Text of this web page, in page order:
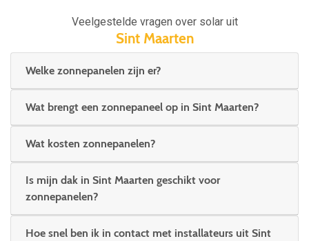
Veelgestelde vragen over solar uit
Sint Maarten
Welke zonnepanelen zijn er?
Wat brengt een zonnepaneel op in Sint Maarten?
Wat kosten zonnepanelen?
Is mijn dak in Sint Maarten geschikt voor
zonnepanelen?
Hoe snel ben ik in contact met installateurs uit Sint